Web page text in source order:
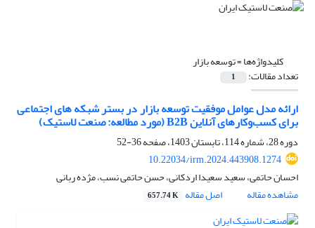
کلیدواژه‌ها =توسعه بازار
تعداد مقالات: 1
ارائه مدل عوامل موفقیت توسعه بازار در بستر شبکه های اجتماعی
برای کسب‌وکارهای آنلاین B2B (مورد مطالعه: صنعت لاستیک)
دوره 28، شماره 114، تابستان 1403، صفحه
36-52
10.22034/irm.2024.443908.1274
احسان حاتمی، سعید سعیدا اردکانی، حسن حاتمی نسب، مژده ربانی
مشاهده مقاله
اصل مقاله 657.74 K